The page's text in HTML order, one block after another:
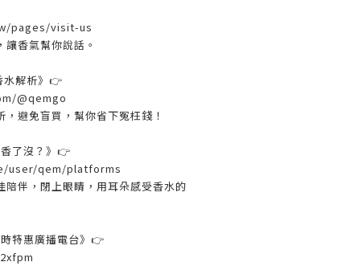
pages/visit-us
香氣幫你說話。
水解析》👉
@qemgo
避免盲買，幫你省下冤枉錢！
了沒？》👉
user/qem/platforms
陪伴，閉上眼睛，用耳朵感受香水的
特惠廣播電台》👉